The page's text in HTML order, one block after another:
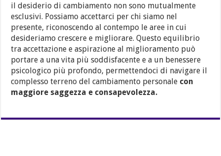
il desiderio di cambiamento non sono mutualmente
esclusivi. Possiamo accettarci per chi siamo nel
presente, riconoscendo al contempo le aree in cui
desideriamo crescere e migliorare. Questo equilibrio
tra accettazione e aspirazione al miglioramento può
portare a una vita più soddisfacente e a un benessere
psicologico più profondo, permettendoci di navigare il
complesso terreno del cambiamento personale con
maggiore saggezza e consapevolezza.